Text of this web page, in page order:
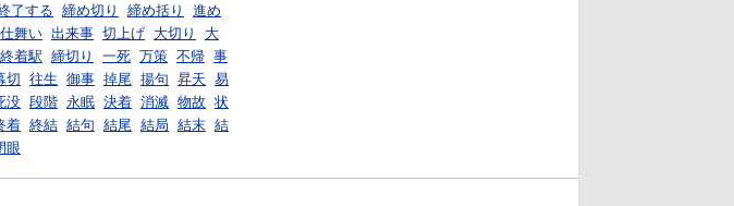
了する 締め切り 締め括り
進め
仕舞い 出来事 切上げ 大切り
大
終着駅 締切り 一死 万策 不帰 事
切 往生 御事 掉尾 揚句 昇天 易
没 段階 永眠 決着 消滅 物故 状
着 終結 結句 結尾 結局 結末 結
眼